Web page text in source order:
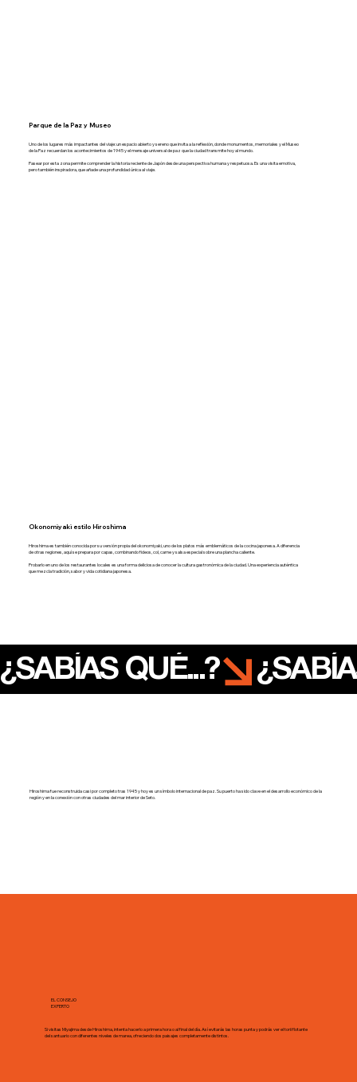
Parque de la Paz y Museo
Uno de los lugares más impactantes del viaje: un espacio abierto y sereno que invita a la reflexión, donde monumentos, memoriales y el Museo
de la Paz recuerdan los acontecimientos de 1945 y el mensaje universal de paz que la ciudad transmite hoy al mundo.
Pasear por esta zona permite comprender la historia reciente de Japón desde una perspectiva humana y respetuosa. Es una visita emotiva,
pero también inspiradora, que añade una profundidad única al viaje.
Okonomiyaki estilo Hiroshima
Hiroshima es también conocida por su versión propia del okonomiyaki, uno de los platos más emblemáticos de la cocina japonesa. A diferencia
de otras regiones, aquí se prepara por capas, combinando fideos, col, carne y salsa especial sobre una plancha caliente.
Probarlo en uno de los restaurantes locales es una forma deliciosa de conocer la cultura gastronómica de la ciudad. Una experiencia auténtica
que mezcla tradición, sabor y vida cotidiana japonesa.
¿SABÍAS QUÉ...?
Hiroshima fue reconstruida casi por completo tras 1945 y hoy es un símbolo internacional de paz. Su puerto ha sido clave en el desarrollo económico de la
región y en la conexión con otras ciudades del mar interior de Seto.
EL CONSEJO
EXPERTO
Si visitas Miyajima desde Hiroshima, intenta hacerlo a primera hora o al final del día. Así evitarás las horas punta y podrás ver el torii flotante
del santuario con diferentes niveles de marea, ofreciendo dos paisajes completamente distintos.